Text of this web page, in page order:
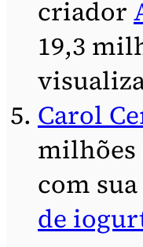
criador
19,3
Carol
milhões
com sua
de